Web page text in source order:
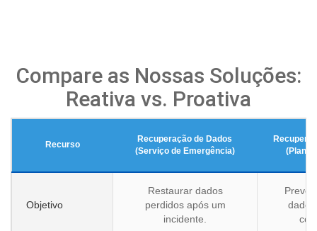
Compare as Nossas Soluções:
Reativa vs. Proativa
Recurso
Recuperação de Dados
(Serviço de Emergência)
(Plano
Objetivo
Restaurar dados
perdidos após um
incidente.